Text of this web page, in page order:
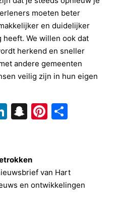
moeten beter
en duidelijker
We willen ook dat
herkend en sneller
andere gemeenten
veilig zijn in hun eigen
LinkedIn
Snapchat
Pinterest
van Hart
en ontwikkelingen